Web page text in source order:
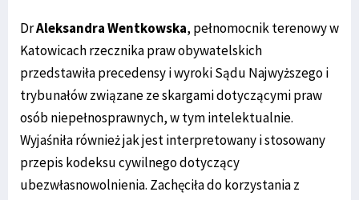
DrAleksandra Wentkowska, pełnomocnik terenowy w
Katowicach rzecznika praw obywatelskich
przedstawiła precedensy i wyroki Sądu Najwyższego i
trybunałów związane ze skargami dotyczącymi praw
osób niepełnosprawnych, w tym intelektualnie.
Wyjaśniła również jak jest interpretowany i stosowany
przepis kodeksu cywilnego dotyczący
ubezwłasnowolnienia. Zachęciła do korzystania z